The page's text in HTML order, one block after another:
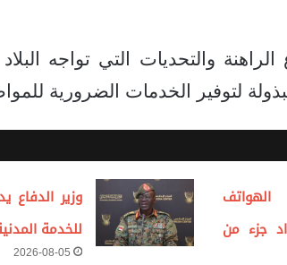
والتحديات التي تواجه
لتوفير الخدمات الضرورية
جزء من
وزير الدفاع
للخدمة
2026-08-05